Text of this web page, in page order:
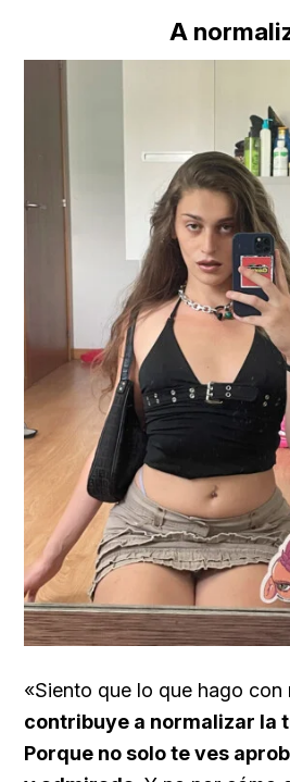
A
«Siento que lo que hago con
contribuye a normalizar la
Porque no solo te ves